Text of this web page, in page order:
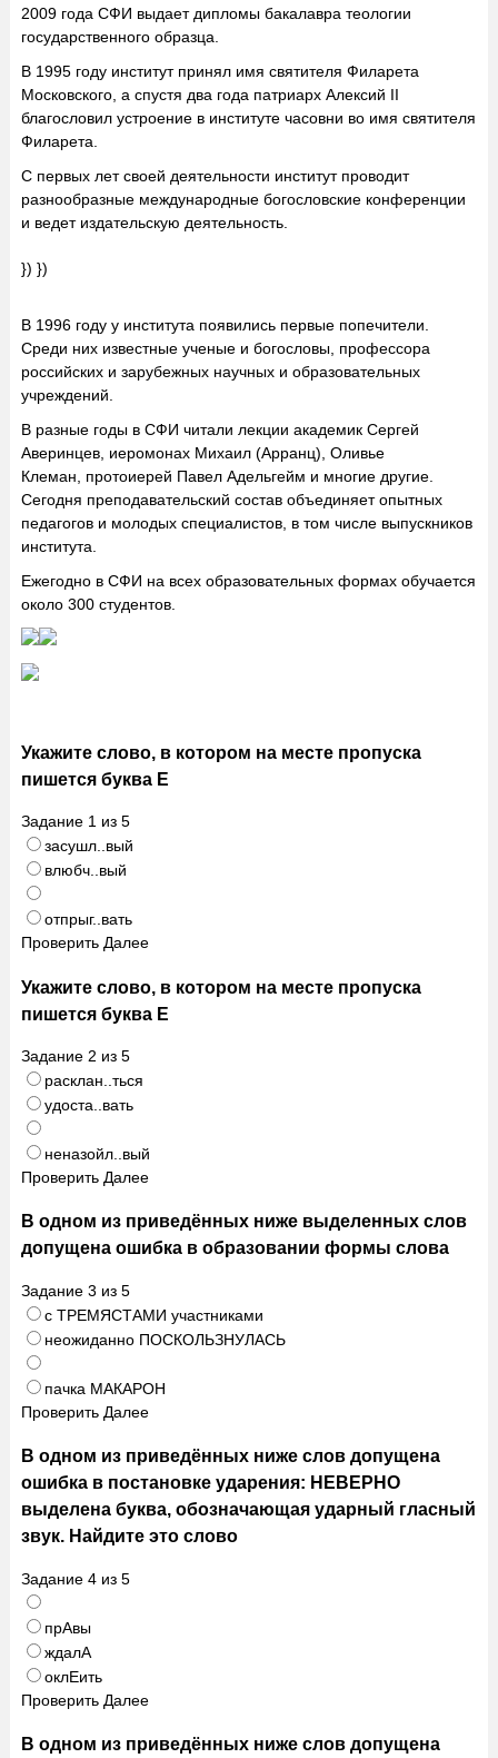
2009 года СФИ выдает дипломы бакалавра теологии
государственного образца.
В 1995 году институт принял имя святителя Филарета
Московского, а спустя два года патриарх Алексий II
благословил устроение в институте часовни во имя святителя
Филарета.
С первых лет своей деятельности институт проводит
разнообразные международные богословские конференции
и ведет издательскую деятельность.
}) })
В 1996 году у института появились первые попечители.
Среди них известные ученые и богословы, профессора
российских и зарубежных научных и образовательных
учреждений.
В разные годы в СФИ читали лекции академик Сергей
Аверинцев, иеромонах Михаил (Арранц), Оливье
Клеман, протоиерей Павел Адельгейм и многие другие.
Сегодня преподавательский состав объединяет опытных
педагогов и молодых специалистов, в том числе выпускников
института.
Ежегодно в СФИ на всех образовательных формах обучается
около 300 студентов.
Укажите слово, в котором на месте пропуска
пишется буква Е
Задание 1из 5
засушл..вый
влюбч..вый
отпрыг..вать
Проверить Далее
Укажите слово, в котором на месте пропуска
пишется буква Е
Задание 2 из 5
расклан..ться
удоста..вать
неназойл..вый
Проверить Далее
В одном из приведённых ниже выделенных слов
допущена ошибка в образовании формы слова
Задание 3 из 5
с ТРЕМЯСТАМИ участниками
неожиданно ПОСКОЛЬЗНУЛАСЬ
пачка МАКАРОН
Проверить Далее
В одном из приведённых ниже слов допущена
ошибка в постановке ударения: НЕВЕРНО
выделена буква, обозначающая ударный гласный
звук. Найдите это слово
Задание 4из 5
прАвы
ждалА
оклЕить
Проверить Далее
В одном из приведённых ниже слов допущена